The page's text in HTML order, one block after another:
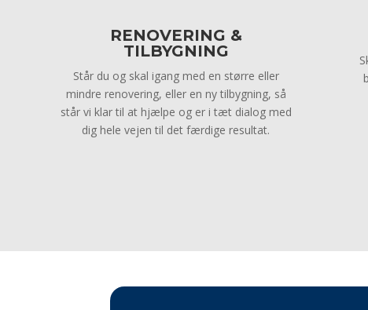
RENOVERING &
TILBYGNING
Står du og skal igang med en større eller
mindre renovering, eller en ny tilbygning, så
står vi klar til at hjælpe og er i tæt dialog med
dig hele vejen til det færdige resultat.